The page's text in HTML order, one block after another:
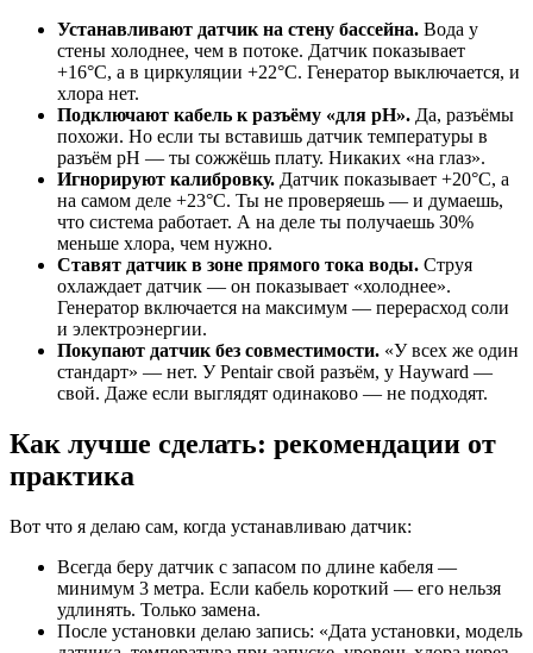
Устанавливают датчик на стену бассейна. Вода у
стены холоднее, чем в потоке. Датчик показывает
+16°C, а в циркуляции +22°C. Генератор выключается, и
хлора нет.
Подключают кабель к разъёму «для pH». Да, разъёмы
похожи. Но если ты вставишь датчик температуры в
разъём pH — ты сожжёшь плату. Никаких «на глаз».
Игнорируют калибровку. Датчик показывает +20°C, а
на самом деле +23°C. Ты не проверяешь — и думаешь,
что система работает. А на деле ты получаешь 30%
меньше хлора, чем нужно.
Ставят датчик в зоне прямого тока воды. Струя
охлаждает датчик — он показывает «холоднее».
Генератор включается на максимум — перерасход соли
и электроэнергии.
Покупают датчик без совместимости. «У всех же один
стандарт» — нет. У Pentair свой разъём, у Hayward —
свой. Даже если выглядят одинаково — не подходят.
Как лучше сделать: рекомендации от
практика
Вот что я делаю сам, когда устанавливаю датчик:
Всегда беру датчик с запасом по длине кабеля —
минимум 3 метра. Если кабель короткий — его нельзя
удлинять. Только замена.
После установки делаю запись: «Дата установки, модель